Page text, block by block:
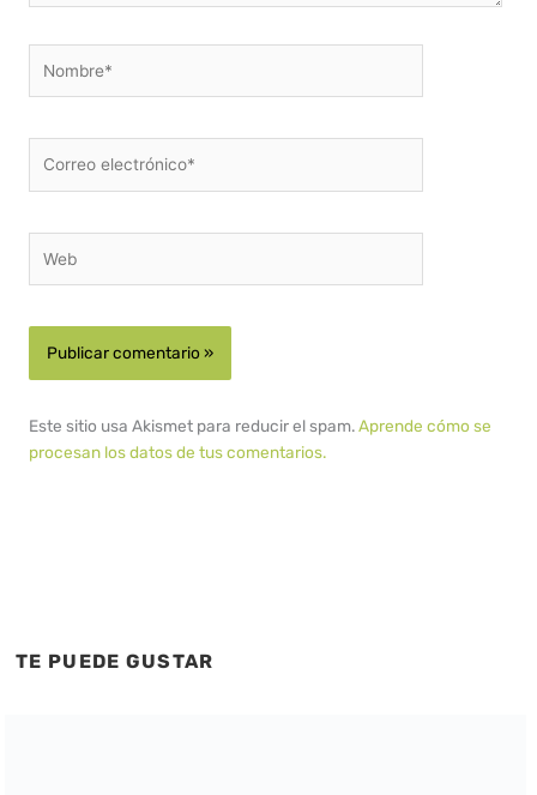
electrónico*
Este sitio usa Akismet para reducir el spam.Aprende cómo se
procesan los datos de tus comentarios.
TE PUEDE GUSTAR